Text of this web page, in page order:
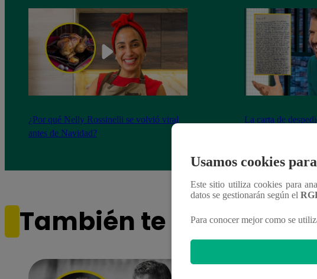
¿Por qué Nelly Rossinelli se volvió viral
antes de Navidad?
La carta de
También te puede
Usamos cookies
Este sitio utiliza cookies para
datos se gestionarán según el
Para conocer mejor como se